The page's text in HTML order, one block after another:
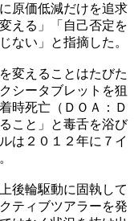
原価低減だけを追求
える」「自己否定を
ない」と指摘した。
変えることはたびた
シータブレットを狙
時死亡（ＤＯＡ：Ｄ
こと」と毒舌を浴び
は２０１２年に７イ
後輪駆動に固執して
ティブツアラーを発